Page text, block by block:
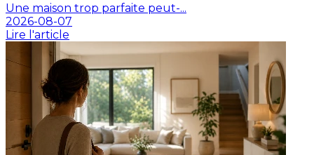
Une maison trop parfaite peut-...
2026-08-07
Lire l'article